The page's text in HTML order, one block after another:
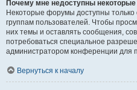
Почему мне недоступны
Некоторые форумы доступны
группам пользователей. Чтобы
них темы и оставлять сообщения,
потребоваться специальное
администратором конференции для
Вернуться к началу